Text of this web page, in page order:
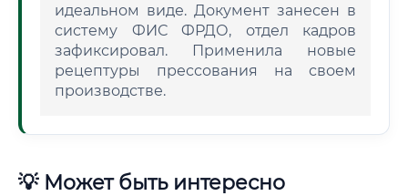
идеальном виде. Документ занесен в
систему ФИС ФРДО, отдел кадров
зафиксировал. Применила новые
рецептуры прессования на своем
производстве.
💡 Может быть интересно